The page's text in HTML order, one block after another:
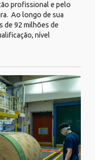
profissional e pelo
Ao longo de sua
de 92 milhões de
nível